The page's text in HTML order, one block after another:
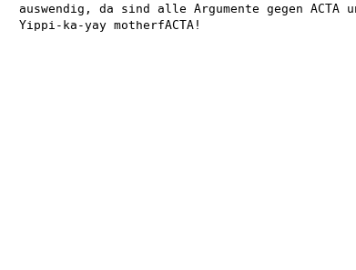
auswendig, da sind alle Argumente gegen
Yippi-ka-yay motherfACTA!